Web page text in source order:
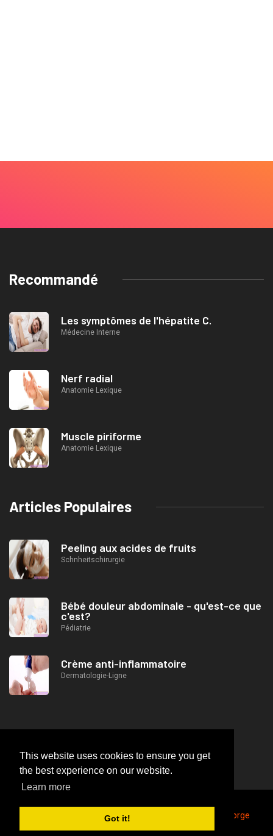
This website uses cookies to ensure you get
the best experience on our website.
Learn more
Got it!
Recommandé
Les symptômes de l'hépatite C.
Médecine Interne
Nerf radial
Anatomie Lexique
Muscle piriforme
Anatomie Lexique
Articles Populaires
Peeling aux acides de fruits
Schnheitschirurgie
Bébé douleur abdominale - qu'est-ce que
c'est?
Pédiatrie
Crème anti-inflammatoire
Dermatologie-Ligne
© https://lifeafterjob.com Causes des maux de gorge